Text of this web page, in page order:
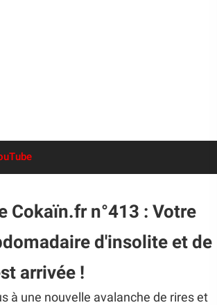
Cokaïn.fr n°413 : Votre
d'insolite et de
arrivée !
à une nouvelle avalanche de rires et